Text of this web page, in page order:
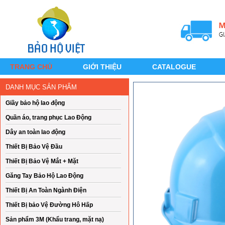
TRANG CHỦ GIỚI THIỆU CATALOGUE
DANH MỤC SẢN PHẨM
Giầy bảo hộ lao động
Quần áo, trang phục Lao Động
Dây an toàn lao động
Thiết Bị Bảo Vệ Đầu
Thiết Bị Bảo Vệ Mắt + Mặt
Găng Tay Bảo Hộ Lao Động
Thiết Bị An Toàn Ngành Điện
Thiết Bị bảo Vệ Đường Hô Hấp
Sản phẩm 3M (Khẩu trang, mặt nạ)